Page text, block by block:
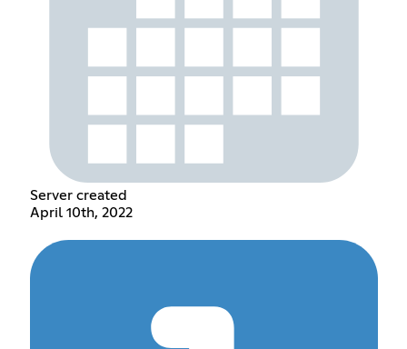
Server created
April 10th, 2022